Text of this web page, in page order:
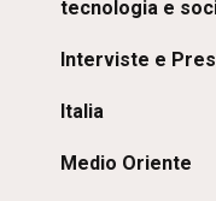
tecnologia e
Interviste e
Italia
Medio Oriente